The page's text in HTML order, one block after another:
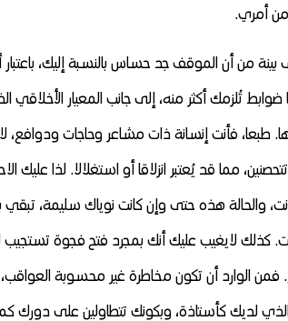
من أمري.
بينة من أن الموقف جد حساس بالنسبة إليك،
تُلزمك أكثر منه، إلى جانب المعيار
طبعا، فأنت إنسانة ذات مشاعر وحاجات
مما قد يُعتبر انزلاقا أو استغلالا. لذا
والحالة هذه حتى وإن كانت نوياك سليمة،
كذلك لايغيب عليك أنك بمجرد فتح فجوة تستجيب
فمن الوارد أن تكون مخاطرة غير محسوبة
الذي لديك كأستاذة، وبكونك تتطاولين على